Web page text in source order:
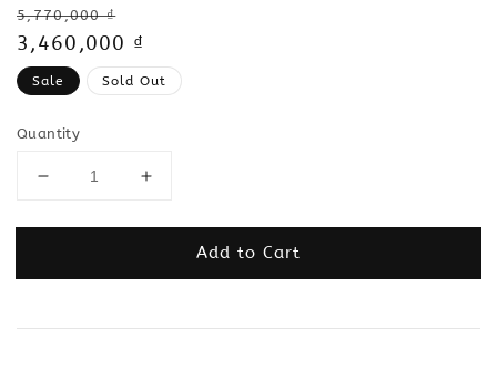
Regular
price
5,770,000 ₫
Sale
price
3,460,000 ₫
Sale Sold Out
Quantity
Add to Cart